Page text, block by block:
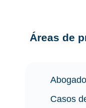
Áreas de
Casos